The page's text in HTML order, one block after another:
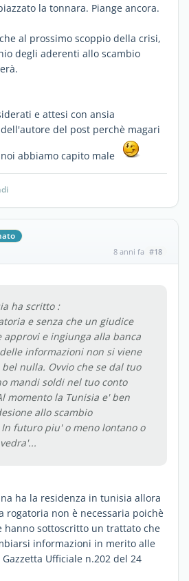
la tonnara. Piange ancora.
al prossimo scoppio della crisi,
degli aderenti allo scambio
e attesi con ansia
del post perchè magari
abbiamo capito male
8 anni fa #18
ha scritto :
e senza che un giudice
approvi e ingiunga alla banca
informazioni non si viene
nulla. Ovvio che se dal tuo
mandi soldi nel tuo conto
momento la Tunisia e' ben
allo scambio
futuro piu' o meno lontano o
ha la residenza in tunisia allora
rogatoria non è necessaria poichè
hanno sottoscritto un trattato che
informazioni in merito alle
Ufficiale n.202 del 24